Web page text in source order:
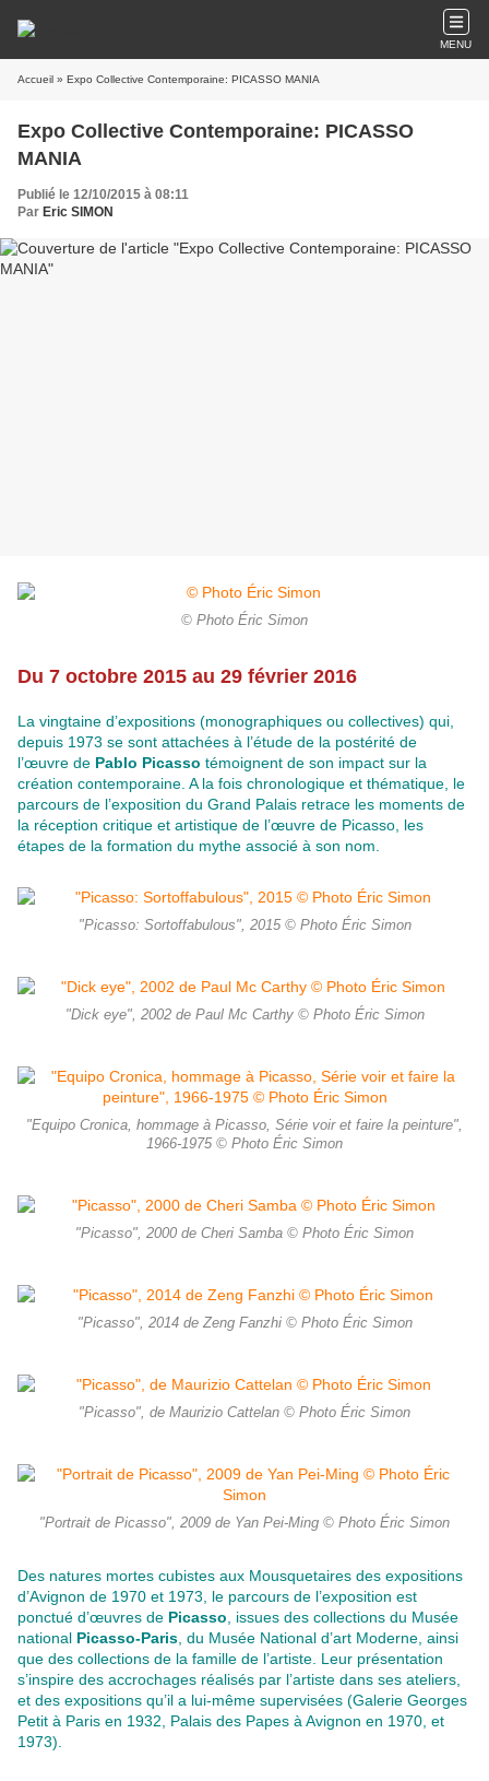
MENU
Accueil » Expo Collective Contemporaine: PICASSO MANIA
Expo Collective Contemporaine: PICASSO
MANIA
Publié le 12/10/2015 à 08:11
Par Eric SIMON
© Photo Éric Simon
Du 7 octobre 2015 au 29 février 2016
La vingtaine d’expositions (monographiques ou collectives) qui,
depuis 1973 se sont attachées à l’étude de la postérité de
l’œuvre de Pablo Picasso témoignent de son impact sur la
création contemporaine. A la fois chronologique et thématique, le
parcours de l’exposition du Grand Palais retrace les moments de
la réception critique et artistique de l’œuvre de Picasso, les
étapes de la formation du mythe associé à son nom.
"Picasso: Sortoffabulous", 2015 © Photo Éric Simon
"Dick eye", 2002 de Paul Mc Carthy © Photo Éric Simon
"Equipo Cronica, hommage à Picasso, Série voir et faire la peinture",
1966-1975 © Photo Éric Simon
"Picasso", 2000 de Cheri Samba © Photo Éric Simon
"Picasso", 2014 de Zeng Fanzhi © Photo Éric Simon
"Picasso", de Maurizio Cattelan © Photo Éric Simon
"Portrait de Picasso", 2009 de Yan Pei-Ming © Photo Éric Simon
Des natures mortes cubistes aux Mousquetaires des expositions
d’Avignon de 1970 et 1973, le parcours de l’exposition est
ponctué d’œuvres de Picasso , issues des collections du Musée
national Picasso-Paris , du Musée National d’art Moderne, ainsi
que des collections de la famille de l’artiste. Leur présentation
s’inspire des accrochages réalisés par l’artiste dans ses ateliers,
et des expositions qu’il a lui-même supervisées (Galerie Georges
Petit à Paris en 1932, Palais des Papes à Avignon en 1970, et
1973).